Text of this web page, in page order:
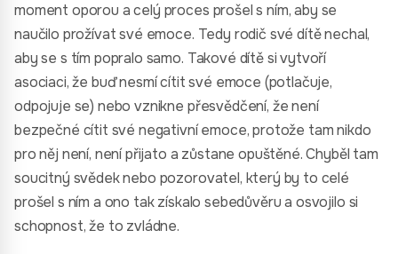
moment oporou a celý proces prošel s ním, aby se
naučilo prožívat své emoce. Tedy rodič své dítě nechal,
aby se s tím popralo samo. Takové dítě si vytvoří
asociaci, že buď nesmí cítit své emoce (potlačuje,
odpojuje se) nebo vznikne přesvědčení, že není
bezpečné cítit své negativní emoce, protože tam nikdo
pro něj není, není přijato a zůstane opuštěné. Chyběl tam
soucitný svědek nebo pozorovatel, který by to celé
prošel s ním a ono tak získalo sebedůvěru a osvojilo si
schopnost, že to zvládne.